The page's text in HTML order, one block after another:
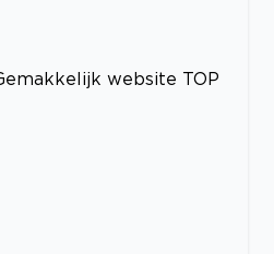
website TOP